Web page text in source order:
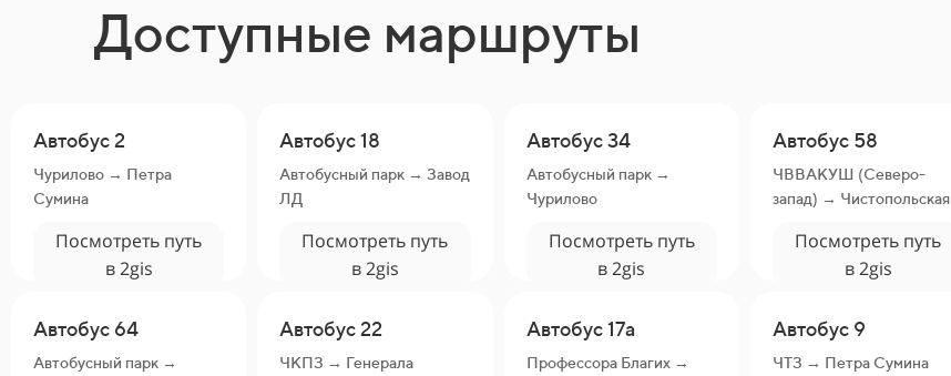
Доступные маршруты
Автобус 2
Чурилово → Петра
Сумина
Посмотреть путь
в 2gis
Автобус 64
Автобусный парк →
Автобус 18
Автобусный парк → Завод
ЛД
Посмотреть путь
в 2gis
Автобус 22
ЧКПЗ → Генерала
Автобус 34
Автобусный парк →
Чурилово
Посмотреть путь
в 2gis
Автобус 17а
Профессора Благих →
Автобус 58
ЧВВАКУШ (Северо-
запад) → Чистопольская
Посмотреть путь
в 2gis
Автобус 9
ЧТЗ → Петра Сумина